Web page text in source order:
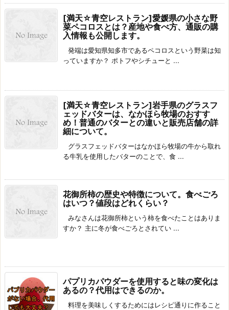
[満天☆青空レストラン]愛媛県の小さな野
菜ペコロスとは？産地や食べ方、通販の購
入情報も公開します。
発端は愛知県知多市であるペコロスという野菜は知
っていますか？ ポトフやシチューと ...
[満天☆青空レストラン]岩手県のグラスフ
ェッドバターは、なかほら牧場のおすす
め！普通のバターとの違いと販売店舗の詳
細について。
グラスフェッドバターはなかほら牧場の牛から取れ
る牛乳を使用したバターのことで、食 ...
花御所柿の歴史や特徴について。食べごろ
はいつ？値段はどれくらい？
みなさんは花御所柿という柿を食べたことはありま
すか？ 主に冬が食べごろとされてい ...
パプリカパウダーを使用すると味の変化は
あるの？代用はできるのか。
料理を美味しくするためにはレシピ通りに作ること